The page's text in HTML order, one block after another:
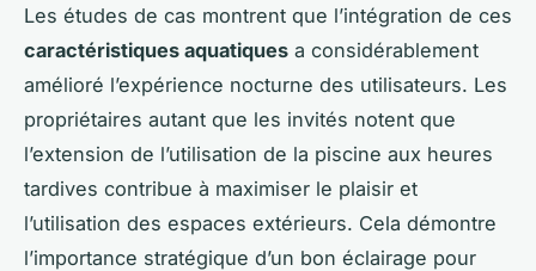
Les études de cas montrent que l’intégration de ces
caractéristiques aquatiques a considérablement
amélioré l’expérience nocturne des utilisateurs. Les
propriétaires autant que les invités notent que
l’extension de l’utilisation de la piscine aux heures
tardives contribue à maximiser le plaisir et
l’utilisation des espaces extérieurs. Cela démontre
l’importance stratégique d’un bon éclairage pour